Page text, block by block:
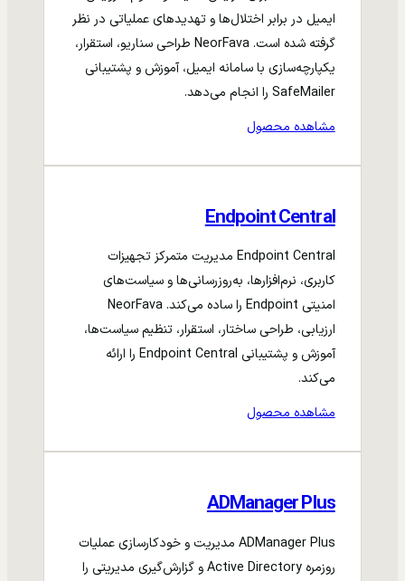
ایمیل در برابر اختلال‌ها و تهدیدهای عملیاتی در نظر
گرفته شده است. NeorFava طراحی سناریو، استقرار،
یکپارچه‌سازی با سامانه ایمیل، آموزش و پشتیبانی
SafeMailer را انجام می‌دهد.
مشاهده محصول
Endpoint Central
Endpoint Central مدیریت متمرکز تجهیزات
کاربری، نرم‌افزارها، به‌روزرسانی‌ها و سیاست‌های
امنیتی Endpoint را ساده می‌کند. NeorFava
ارزیابی، طراحی ساختار، استقرار، تنظیم سیاست‌ها،
آموزش و پشتیبانی Endpoint Central را ارائه
می‌کند.
مشاهده محصول
ADManager Plus
ADManager Plus مدیریت و خودکارسازی عملیات
روزمره Active Directory و گزارش‌گیری مدیریتی را